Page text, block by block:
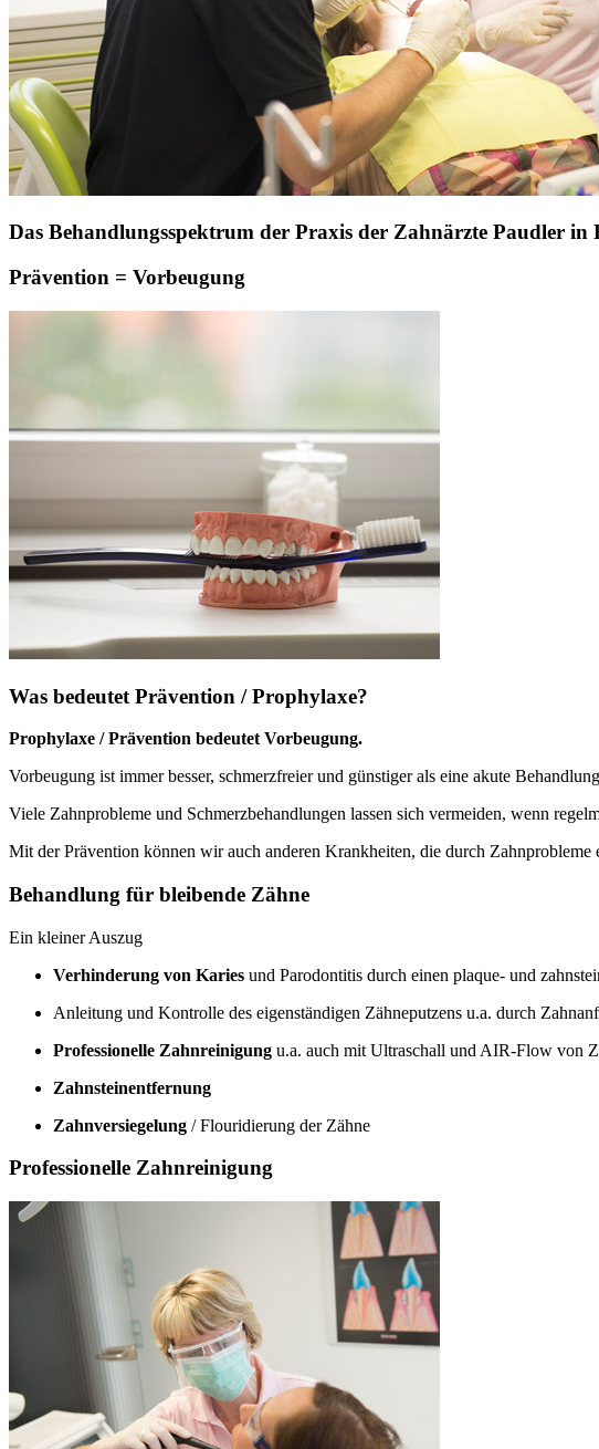
Das Behandlungsspektrum der Praxis der Zahnärzte Paudler in
Prävention = Vorbeugung
Was bedeutet Prävention / Prophylaxe?
Prophylaxe / Prävention bedeutet Vorbeugung.
Vorbeugung ist immer besser, schmerzfreier und günstiger als eine akute
Viele Zahnprobleme und Schmerzbehandlungen lassen sich vermeiden, wenn
Mit der Prävention können wir auch anderen Krankheiten, die durch Zahnprobleme
Behandlung für bleibende Zähne
Ein kleiner Auszug
Verhinderung von Karies und Parodontitis durch einen plaque- und
Anleitung und Kontrolle des eigenständigen Zähneputzens u.a. durch
Professionelle Zahnreinigung u.a. auch mit Ultraschall und AIR-Flow von
Zahnsteinentfernung
Zahnversiegelung / Flouridierung der Zähne
Professionelle Zahnreinigung